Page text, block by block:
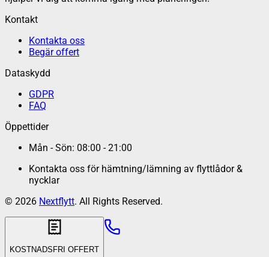
Kontakt
Kontakta oss
Begär offert
Dataskydd
GDPR
FAQ
Öppettider
Mån - Sön: 08:00 - 21:00
Kontakta oss för hämtning/lämning av flyttlådor &
nycklar
© 2026 Nextflytt. All Rights Reserved.
KOSTNADSFRI OFFERT